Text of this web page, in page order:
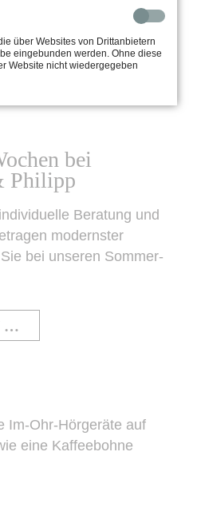
bei
Philipp
Beratung und
modernster
bei unseren Sommer-
…
über Websites von Drittanbietern
eingebunden werden. Ohne diese
Website nicht wiedergegeben